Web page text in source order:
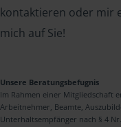
kontaktieren oder mir
mich auf Sie!
Unsere Beratungsbefugnis
Im Rahmen einer Mitgliedschaft
Arbeitnehmer, Beamte,
Unterhaltsempfänger nach § 4